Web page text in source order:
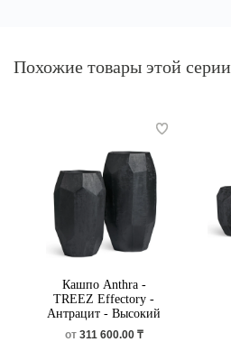
Похожие товары этой серии
Кашпо Anthra -
TREEZ Effectory -
Антрацит - Высокий
Design-многогранник
от311 600.00 ₸